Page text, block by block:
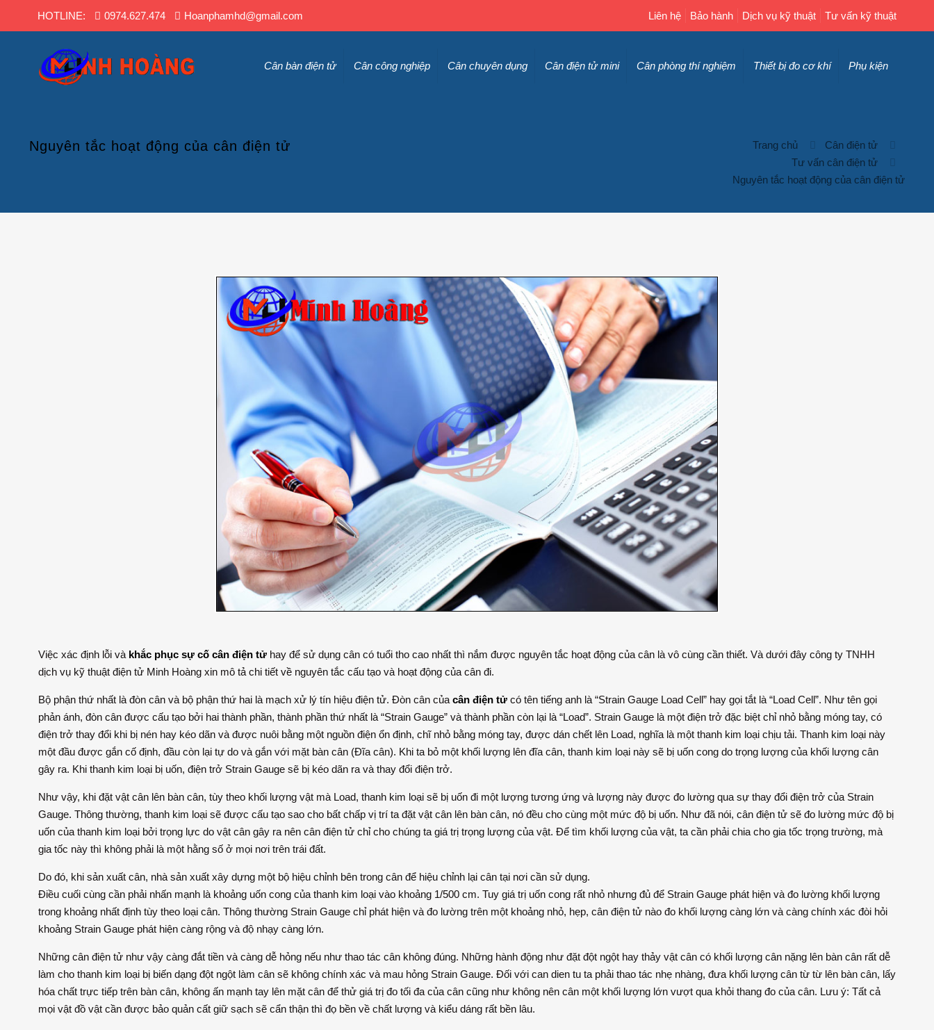
HOTLINE: 0974.627.474 Hoanphamhd@gmail.com Liên hệ Bảo hành Dịch vụ kỹ thuật Tư vấn kỹ thuật
Cân bàn điện tử Cân công nghiệp Cân chuyên dụng Cân điện tử mini Cân phòng thí nghiệm Thiết bị đo cơ khí Phụ kiện
Nguyên tắc hoạt động của cân điện tử Trang chủ
Cân điện tử
Tư vấn cân điện tử
Nguyên tắc hoạt động của cân điện tử
Việc xác định lỗi và khắc phục sự cố cân điện tửhay để sử dụng cân có tuổi tho cao nhất thì nắm được nguyên tắc hoạt động của cân là vô cùng cần thiết. Và dưới đây công ty TNHH
dịch vụ kỹ thuật điện tử Minh Hoàng xin mô tả chi tiết về nguyên tắc cấu tạo và hoạt động của cân đi.
Bộ phận thứ nhất là đòn cân và bộ phận thứ hai là mạch xử lý tín hiệu điện tử. Đòn cân của cân điện tửcó tên tiếng anh là “Strain Gauge Load Cell” hay gọi tắt là “Load Cell”. Như tên gọi
phản ánh, đòn cân được cấu tạo bởi hai thành phần, thành phần thứ nhất là “Strain Gauge” và thành phần còn lại là “Load”. Strain Gauge là một điện trở đặc biệt chỉ nhỏ bằng móng tay, có
điện trở thay đổi khi bị nén hay kéo dãn và được nuôi bằng một nguồn điện ổn định, chĩ nhỏ bằng móng tay, được dán chết lên Load, nghĩa là một thanh kim loại chịu tải. Thanh kim loại này
một đầu được gắn cố định, đầu còn lại tự do và gắn với mặt bàn cân (Đĩa cân). Khi ta bỏ một khối lượng lên đĩa cân, thanh kim loại này sẽ bị uốn cong do trọng lượng của khối lượng cân
gây ra. Khi thanh kim loại bị uốn, điện trở Strain Gauge sẽ bị kéo dãn ra và thay đổi điện trở.
Như vậy, khi đặt vật cân lên bàn cân, tùy theo khối lượng vật mà Load, thanh kim loại sẽ bị uốn đi một lượng tương ứng và lượng này được đo lường qua sự thay đổi điện trở của Strain
Gauge. Thông thường, thanh kim loại sẽ được cấu tạo sao cho bất chấp vị trí ta đặt vật cân lên bàn cân, nó đều cho cùng một mức độ bị uốn. Như đã nói, cân điện tử sẽ đo lường mức độ bị
uốn của thanh kim loại bởi trọng lực do vật cân gây ra nên cân điện tử chỉ cho chúng ta giá trị trọng lượng của vật. Để tìm khối lượng của vật, ta cần phải chia cho gia tốc trọng trường, mà
gia tốc này thì không phải là một hằng số ở mọi nơi trên trái đất.
Do đó, khi sản xuất cân, nhà sản xuất xây dựng một bộ hiệu chỉnh bên trong cân để hiệu chỉnh lại cân tại nơi cần sử dụng.
Điều cuối cùng cần phải nhấn mạnh là khoảng uốn cong của thanh kim loại vào khoảng 1/500 cm. Tuy giá trị uốn cong rất nhỏ nhưng đủ để Strain Gauge phát hiện và đo lường khối lượng
trong khoảng nhất định tùy theo loại cân. Thông thường Strain Gauge chỉ phát hiện và đo lường trên một khoảng nhỏ, hẹp, cân điện tử nào đo khối lượng càng lớn và càng chính xác đòi hỏi
khoảng Strain Gauge phát hiện càng rộng và độ nhạy càng lớn.
Những cân điện tử như vậy càng đắt tiền và càng dễ hỏng nếu như thao tác cân không đúng. Những hành động như đặt đột ngột hay thảy vật cân có khối lượng cân nặng lên bàn cân rất dễ
làm cho thanh kim loại bị biến dạng đột ngột làm cân sẽ không chính xác và mau hỏng Strain Gauge. Đối với can dien tu ta phải thao tác nhẹ nhàng, đưa khối lượng cân từ từ lên bàn cân, lấy
hóa chất trực tiếp trên bàn cân, không ấn mạnh tay lên mặt cân để thử giá trị đo tối đa của cân cũng như không nên cân một khối lượng lớn vượt qua khỏi thang đo của cân. Lưu ý: Tất cả
mọi vật đồ vật cần được bảo quản cất giữ sạch sẽ cẩn thận thì đọ bền về chất lượng và kiểu dáng rất bền lâu.